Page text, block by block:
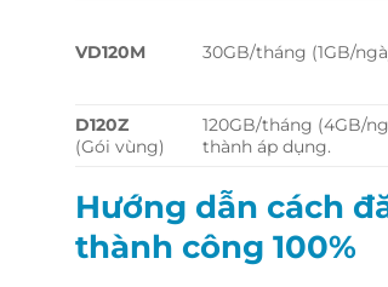
VD120M 30GB/tháng (1GB/
D120Z
(Gói vùng)
120GB/tháng (4GB/
thành áp dụng.
Hướng dẫn cách
thành công 100%